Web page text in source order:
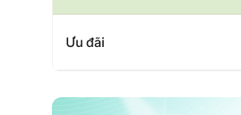
Ưu đãi